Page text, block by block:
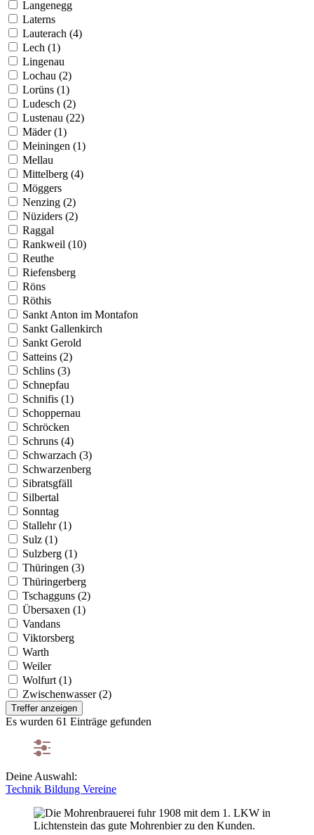
Langenegg
Laterns
Lauterach (4)
Lech (1)
Lingenau
Lochau (2)
Lorüns (1)
Ludesch (2)
Lustenau (22)
Mäder (1)
Meiningen (1)
Mellau
Mittelberg (4)
Möggers
Nenzing (2)
Nüziders (2)
Raggal
Rankweil (10)
Reuthe
Riefensberg
Röns
Röthis
Sankt Anton im Montafon
Sankt Gallenkirch
Sankt Gerold
Satteins (2)
Schlins (3)
Schnepfau
Schnifis (1)
Schoppernau
Schröcken
Schruns (4)
Schwarzach (3)
Schwarzenberg
Sibratsgfäll
Silbertal
Sonntag
Stallehr (1)
Sulz (1)
Sulzberg (1)
Thüringen (3)
Thüringerberg
Tschagguns (2)
Übersaxen (1)
Vandans
Viktorsberg
Warth
Weiler
Wolfurt (1)
Zwischenwasser (2)
Treffer anzeigen
Es wurden 61 Einträge gefunden
Deine Auswahl:
Technik Bildung Vereine